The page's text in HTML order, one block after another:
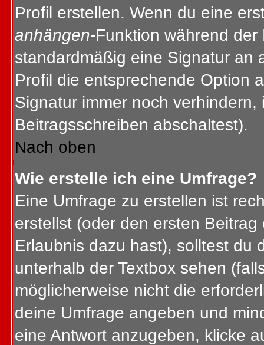
Profil erstellen. Wenn du eine
anhängen-Funktion während
standardmäßig eine Signatur an
Profil die entsprechende Option
Signatur immer noch
Beitragsschreiben abschaltest).
Nach oben
Wie erstelle ich eine Umfrage?
Eine Umfrage zu erstellen ist
erstellst (oder den ersten
Erlaubnis dazu hast), solltest du
unterhalb der Textbox sehen
möglicherweise nicht die
deine Umfrage angeben und
eine Antwort anzugeben, klicke